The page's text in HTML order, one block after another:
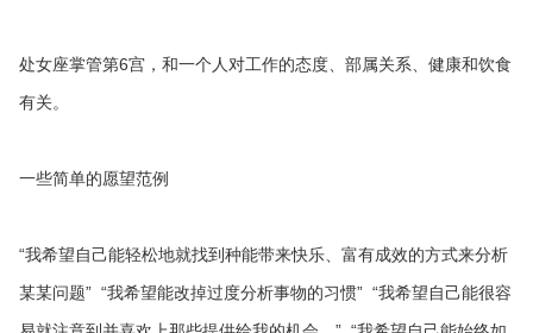
处女座掌管第6宫，和一个人对工作的态度、部属关系、健康和饮食
有关。
一些简单的愿望范例
“我希望自己能轻松地就找到种能带来快乐、富有成效的方式来分析
某某问题” “我希望能改掉过度分析事物的习惯” “我希望自己能很容